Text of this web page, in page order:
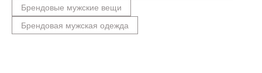
Брендовые мужские вещи
Брендовая мужская одежда